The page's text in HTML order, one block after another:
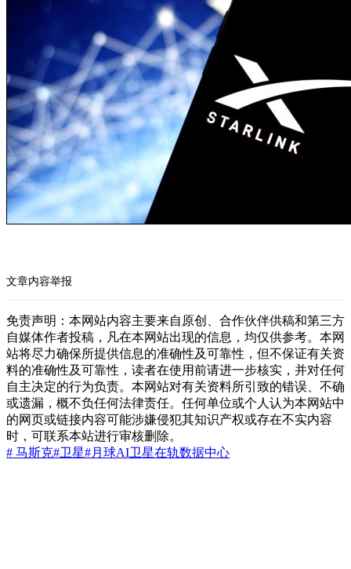
文章内容举报
免责声明：本网站内容主要来自原创、合作伙伴供稿和第三方
自媒体作者投稿，凡在本网站出现的信息，均仅供参考。本网
站将尽力确保所提供信息的准确性及可靠性，但不保证有关资
料的准确性及可靠性，读者在使用前请进一步核实，并对任何
自主决定的行为负责。本网站对有关资料所引致的错误、不确
或遗漏，概不负任何法律责任。任何单位或个人认为本网站中
的网页或链接内容可能涉嫌侵犯其知识产权或存在不实内容
时，可联系本站进行审核删除。
# 马斯克#卫星#月球AI卫星在轨数据中心